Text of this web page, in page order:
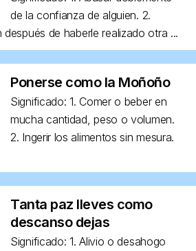
de la confianza de alguien. 2.
de haberle realizado otra ...
Ponerse como la Moñoño
Significado: 1. Comer o beber en
mucha cantidad, peso o volumen.
2. Ingerir los alimentos sin mesura.
Tanta paz lleves como
descanso dejas
Significado: 1. Alivio o desahogo